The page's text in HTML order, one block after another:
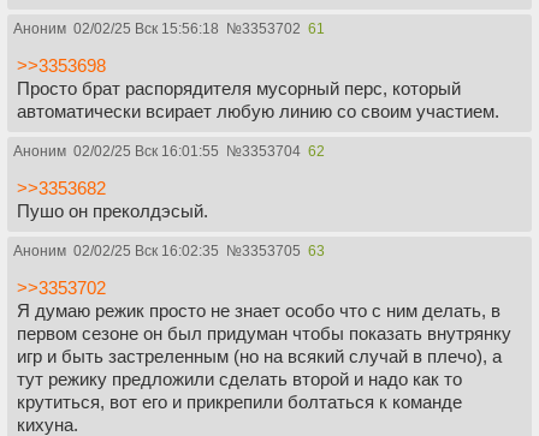
Аноним 02/02/25 Вск 15:56:18 №3353702 61
>>3353698
Просто брат распорядителя мусорный перс, который
автоматически всирает любую линию со своим участием.
Аноним 02/02/25 Вск 16:01:55 №3353704 62
>>3353682
Пушо он преколдэсый.
Аноним 02/02/25 Вск 16:02:35 №3353705 63
>>3353702
Я думаю режик просто не знает особо что с ним делать, в
первом сезоне он был придуман чтобы показать внутрянку
игр и быть застреленным (но на всякий случай в плечо), а
тут режику предложили сделать второй и надо как то
крутиться, вот его и прикрепили болтаться к команде
кихуна.